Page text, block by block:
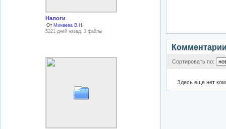
Налоги
От Минаева В.Н.
5221 дней назад, 3 файлы
Сортировать по:
Здесь еще нет